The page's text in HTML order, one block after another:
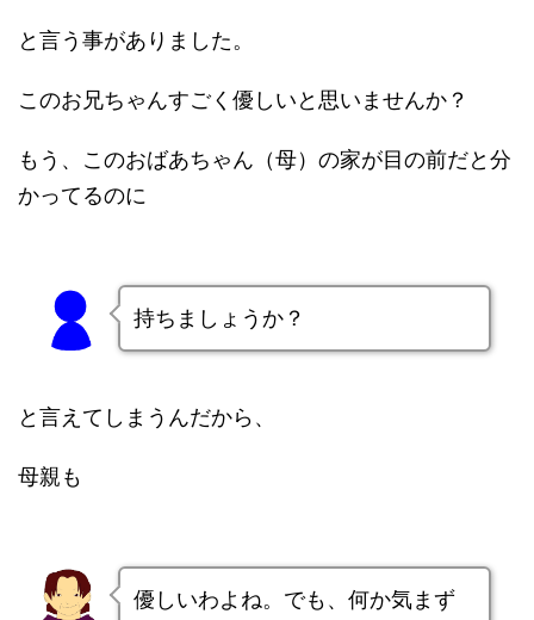
と言う事がありました。
このお兄ちゃんすごく優しいと思いませんか？
もう、このおばあちゃん（母）の家が目の前だと分
かってるのに
持ちましょうか？
と言えてしまうんだから、
母親も
優しいわよね。でも、何か気まず